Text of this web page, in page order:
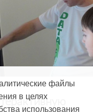
файлы
в целях
использования